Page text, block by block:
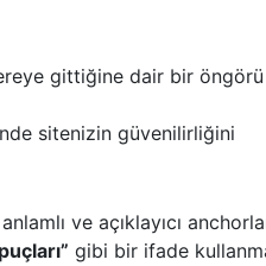
gittiğine dair bir öngörü
sitenizin güvenilirliğini
ve açıklayıcı
gibi bir ifade